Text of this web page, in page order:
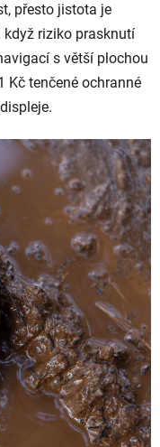
přesto jistota je
riziko prasknutí
s větší plochou
Kč tenčené ochranné